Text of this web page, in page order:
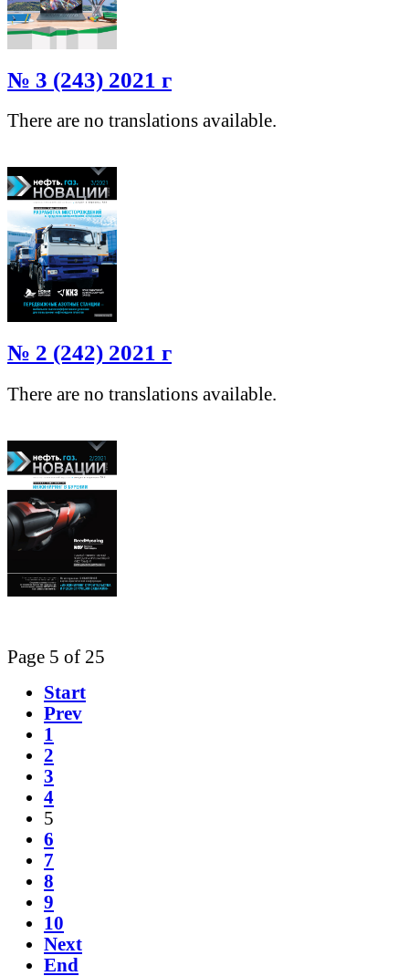
№ 3 (243) 2021 г
There are no translations available.
№ 2 (242) 2021 г
There are no translations available.
Page 5 of 25
Start
Prev
1
2
3
4
5
6
7
8
9
10
Next
End